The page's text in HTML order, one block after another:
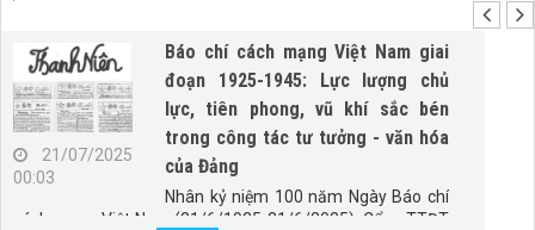
21/07/2025
00:03
Báo chí cách mạng Việt Nam giai
đoạn 1925-1945: Lực lượng chủ
lực, tiên phong, vũ khí sắc bén
trong công tác tư tưởng - văn hóa
của Đảng
Nhân kỷ niệm 100 năm Ngày Báo chí
cách mạng Việt Nam (21/6/1925-21/6/2025), Cổng TTĐT